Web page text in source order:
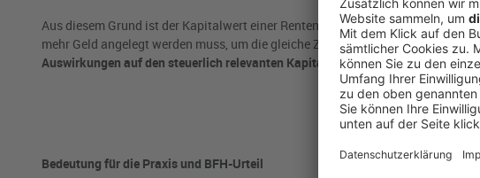
Aus diesem Grund ist der Kapitalwert einer Rentenzahlung umso größer, je
mehr Geld angelegt werden muss, um die gleiche Zahlung in der Zukunft zu
Auswirkungen auf den steuerlich relevanten Kapitalwert.
Bedeutung für die Praxis und BFH-Urteil